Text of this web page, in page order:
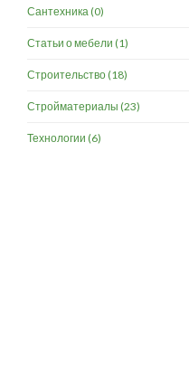
Сантехника (0)
Статьи о мебели (1)
Строительство(18)
Стройматериалы (23)
Технологии (6)